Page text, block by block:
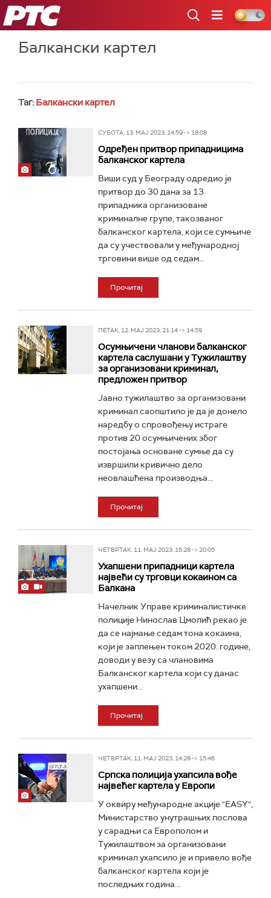
РТС
Балкански картел
Таг: Балкански картел
СУБОТА, 13. МАЈ 2023, 14:59 -> 18:08
Одређен притвор припадницима
балканског картела
Виши суд у Београду одредио је
притвор до 30 дана за 13
припадника организоване
криминалне групе, такозваног
балканског картела, који се сумњиче
да су учествовали у међународној
трговини више од седам...
Прочитај
ПЕТАК, 12. МАЈ 2023, 21:14 -> 14:59
Осумњичени чланови балканског
картела саслушани у Тужилаштву
за организовани криминал,
предложен притвор
Јавно тужилаштво за организовани
криминал саопштило је да је донело
наредбу о спровођењу истраге
против 20 осумњичених због
постојања основане сумње да су
извршили кривично дело
неовлашћена производња...
Прочитај
ЧЕТВРТАК, 11. МАЈ 2023, 16:28 -> 20:05
Ухапшени припадници картела
највећи су трговци кокаином са
Балкана
Начелник Управе криминалистичке
полиције Нинослав Цмолић рекао је
да се најмање седам тона кокаина,
који је заплењен током 2020. године,
доводи у везу са члановима
Балканског картела који су данас
ухапшени...
Прочитај
ЧЕТВРТАК, 11. МАЈ 2023, 14:28 -> 15:46
Српска полиција ухапсила вође
највећег картела у Европи
У оквиру међународне акције "EASY",
Министарство унутрашњих послова
у сарадњи са Европолом и
Тужилаштвом за организовани
криминал ухапсило је и привело вође
балканског картела који је
последњих година...